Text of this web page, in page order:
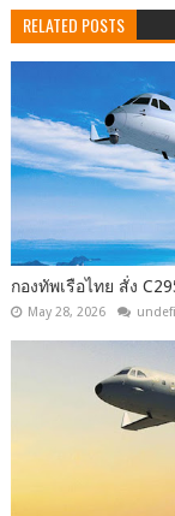
RELATED POSTS
กองทัพเรือไทย สั่ง
May 28, 2026